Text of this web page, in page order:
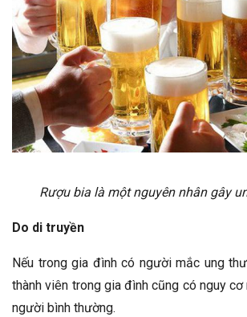
Rượu bia là một nguyên nhân gây
Do di truyền
Nếu trong gia đình có người mắc ung
thành viên trong gia đình cũng có nguy cơ
người bình thường.